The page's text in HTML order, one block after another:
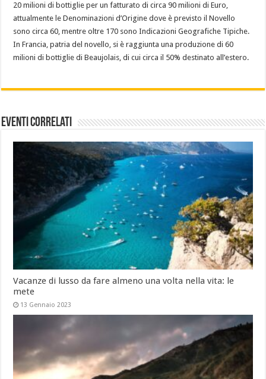
20 milioni di bottiglie per un fatturato di circa 90 milioni di Euro,
attualmente le Denominazioni d’Origine dove è previsto il Novello
sono circa 60, mentre oltre 170 sono Indicazioni Geografiche Tipiche.
In Francia, patria del novello, si è raggiunta una produzione di 60
milioni di bottiglie di Beaujolais, di cui circa il 50% destinato all’estero.
Eventi Correlati
Vacanze di lusso da fare almeno una volta nella vita: le
mete
13 Gennaio 2023